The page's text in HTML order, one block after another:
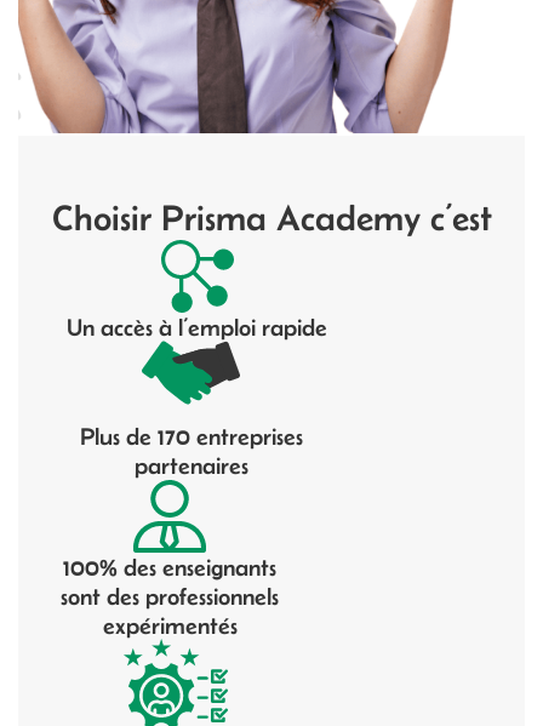
Choisir Prisma Academy c’est
Un accès à l’emploi rapide
Plus de 170 entreprises
partenaires
100% des enseignants
sont des professionnels
expérimentés